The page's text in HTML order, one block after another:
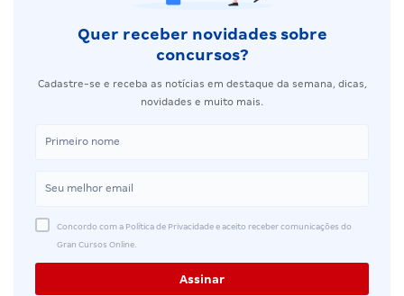
Quer receber novidades sobre
concursos?
Cadastre-se e receba as notícias em destaque da semana, dicas,
novidades e muito mais.
Concordo com a Política de Privacidade e aceito receber comunicações do
Gran Cursos Online.